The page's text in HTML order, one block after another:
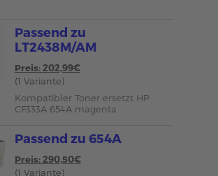
Passend zu
LT2438M/AM
Preis: 202,99€
(1 Variante)
Kompatibler Toner ersetzt HP
CF333A 654A magenta
Passend zu 654A
Preis: 290,50€
(1 Variante)